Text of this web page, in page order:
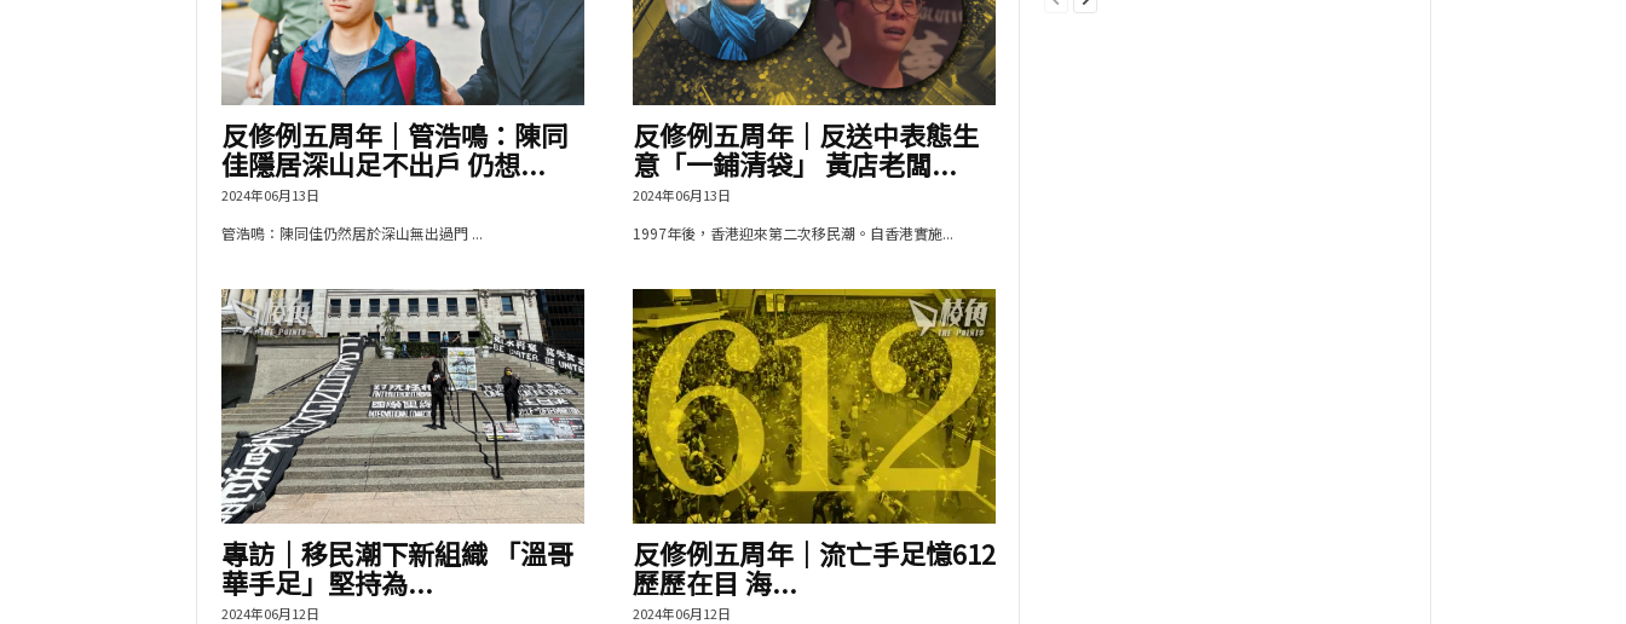
反修例五周年｜管浩鳴：陳同
佳隱居深山足不出戶 仍想...
2024年06月13日
管浩鳴：陳同佳仍然居於深山無出過門 ...
反修例五周年｜反送中表態生
意「一鋪清袋」 黃店老闆...
2024年06月13日
1997年後，香港迎來第二次移民潮。自香港實施...
專訪｜移民潮下新組織 「溫哥
華手足」堅持為...
2024年06月12日
反修例五周年｜流亡手足憶612
歷歷在目 海...
2024年06月12日